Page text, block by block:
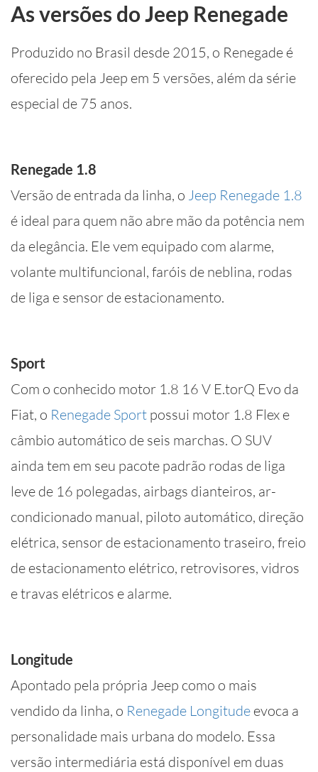
As versões do Jeep Renegade
Produzido no Brasil desde 2015, o Renegade é
oferecido pela Jeep em 5 versões, além da série
especial de 75 anos.
Renegade 1.8
Versão de entrada da linha, o Jeep Renegade 1.8
é ideal para quem não abre mão da potência nem
da elegância. Ele vem equipado com alarme,
volante multifuncional, faróis de neblina, rodas
de liga e sensor de estacionamento.
Sport
Com o conhecido motor 1.8 16 V E.torQ Evo da
Fiat, o Renegade Sport possui motor 1.8 Flex e
câmbio automático de seis marchas. O SUV
ainda tem em seu pacote padrão rodas de liga
leve de 16 polegadas, airbags dianteiros, ar-
condicionado manual, piloto automático, direção
elétrica, sensor de estacionamento traseiro, freio
de estacionamento elétrico, retrovisores, vidros
e travas elétricos e alarme.
Longitude
Apontado pela própria Jeep como o mais
vendido da linha, o Renegade Longitude evoca a
personalidade mais urbana do modelo. Essa
versão intermediária está disponível em duas